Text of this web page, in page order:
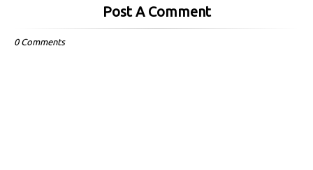
Post A Comment
0 Comments